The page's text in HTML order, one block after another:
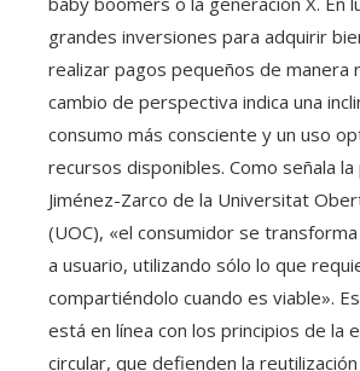
grandes inversiones para adquirir
realizar pagos pequeños de manera
cambio de perspectiva indica una
consumo más consciente y un uso
recursos disponibles. Como señala
Jiménez-Zarco de la Universitat
(UOC), «el consumidor se
a usuario, utilizando sólo lo que
compartiéndolo cuando es viable».
está en línea con los principios de la
circular, que defienden la